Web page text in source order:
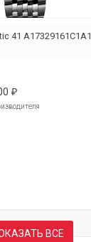
41 A17329161C1A1
₽
ВСЕ